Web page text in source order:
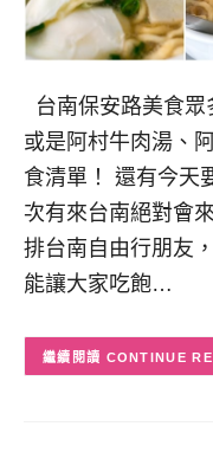
台南保安路美食
或是阿村牛肉湯、
食清單！ 還有今天
次有來台南絕對會
排台南自由行朋友
能讓大家吃飽…
CONTINUE